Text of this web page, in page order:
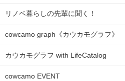
リノベ暮らしの先輩に聞く！
cowcamo graph《カウカモグラフ》
カウカモグラフ with LifeCatalog
cowcamo EVENT